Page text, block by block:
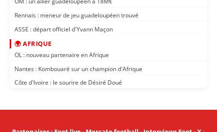
Rennais : meneur de jeu guadeloupéen trouvé
ASSE : départ officiel d'Yvann Maçon
🌍 AFRIQUE
OL : nouveau partenaire en Afrique
Nantes : Kombouaré sur un champion d'Afrique
Côte d'Ivoire : le sourire de Désiré Doué